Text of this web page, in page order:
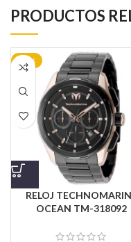
PRODUCTOS
-35%
RELOJ
OCEAN TM-318092